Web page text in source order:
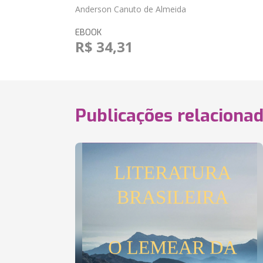
Anderson Canuto de Almeida
EBOOK
R$ 34,31
Publicações